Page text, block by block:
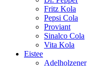
Fritz Kola
Pepsi Cola
Proviant
Sinalco Cola
Vita Kola
Eistee
Adelholzener